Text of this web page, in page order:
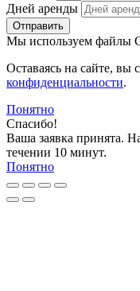
Дней аренды
Отправить
Мы используем файлы
Оставаясь на сайте, вы
конфиденциальности.
Понятно
Спасибо!
Ваша заявка принята.
течении 10 минут.
Понятно